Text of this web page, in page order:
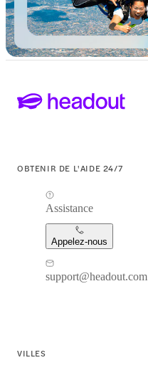
OBTENIR DE L'AIDE 24/7
Assistance
Appelez-nous
support@headout.com
VILLES